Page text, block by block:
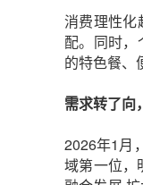
消费理性化
配。同时
的特色餐、
需求转了向
2026年1月
域第一位，